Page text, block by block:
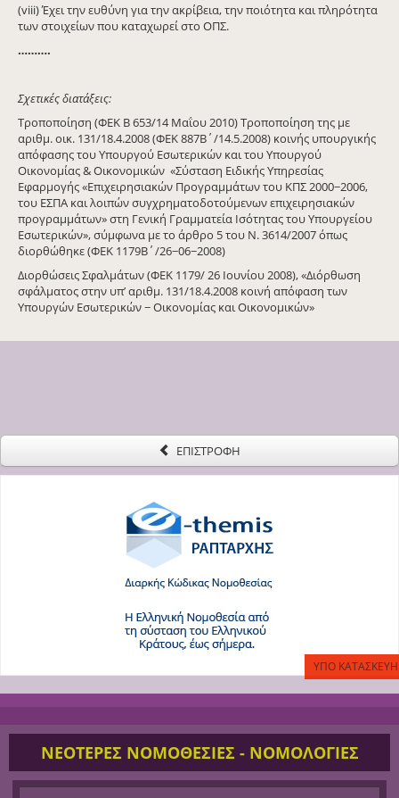
(viii) Έχει την ευθύνη για την ακρίβεια, την ποιότητα και πληρότητα
των στοιχείων που καταχωρεί στο ΟΠΣ.
……….
Σχετικές διατάξεις:
Τροποποίηση (ΦΕΚ Β 653/14 Μαΐου 2010) Τροποποίηση της με
αριθμ. οικ. 131/18.4.2008 (ΦΕΚ 887Β΄/14.5.2008) κοινής υπουργικής
απόφασης του Υπουργού Εσωτερικών και του Υπουργού
Οικονομίας & Οικονομικών «Σύσταση Ειδικής Υπηρεσίας
Εφαρμογής «Επιχειρησιακών Προγραμμάτων του ΚΠΣ 2000−2006,
του ΕΣΠΑ και λοιπών συγχρηματοδοτούμενων επιχειρησιακών
προγραμμάτων» στη Γενική Γραμματεία Ισότητας του Υπουργείου
Εσωτερικών», σύμφωνα με το άρθρο 5 του Ν. 3614/2007 όπως
διορθώθηκε (ΦΕΚ 1179Β΄/26−06−2008)
Διορθώσεις Σφαλμάτων (ΦΕΚ 1179/ 26 Ιουνίου 2008), «Διόρθωση
σφάλματος στην υπ’ αριθμ. 131/18.4.2008 κοινή απόφαση των
Υπουργών Εσωτερικών − Οικονομίας και Οικονομικών»
ΕΠΙΣΤΡΟΦΗ
ΝΕΟΤΕΡΕΣ ΝΟΜΟΘΕΣΙΕΣ - ΝΟΜΟΛΟΓΙΕΣ